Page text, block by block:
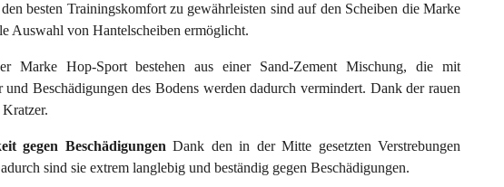
besten Trainingskomfort zu gewährleisten sind auf den Scheiben die Marke
Auswahl von Hantelscheiben ermöglicht.
Marke Hop-Sport bestehen aus einer Sand-Zement Mischung, die mit
Beschädigungen des Bodens werden dadurch vermindert. Dank der rauen
gegen BeschädigungenDank den in der Mitte gesetzten Verstrebungen
sind sie extrem langlebig und beständig gegen Beschädigungen.